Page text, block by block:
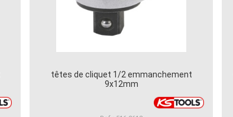
têtes de cliquet 1/2 emmanchement
9x12mm